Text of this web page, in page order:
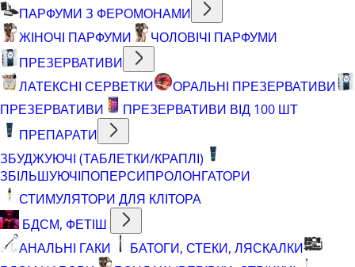
ПАРФУМИ З ФЕРОМОНАМИ
ЖІНОЧІ ПАРФУМИ
ЧОЛОВІЧІ ПАРФУМИ
ПРЕЗЕРВАТИВИ
ЛАТЕКСНІ СЕРВЕТКИ
ОРАЛЬНІ ПРЕЗЕРВАТИВИ
ПРЕЗЕРВАТИВИ
ПРЕЗЕРВАТИВИ ВІД 100 ШТ
ПРЕПАРАТИ
ЗБУДЖУЮЧІ (ТАБЛЕТКИ/КРАПЛІ)
ЗБІЛЬШУЮЧІПОПЕРСИПРОЛОНГАТОРИ
СТИМУЛЯТОРИ ДЛЯ КЛІТОРА
БДСМ, ФЕТІШ
АНАЛЬНІ ГАКИ
БАТОГИ, СТЕКИ, ЛЯСКАЛКИ